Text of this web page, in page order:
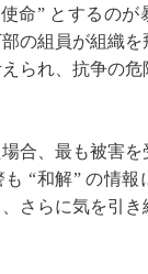
使命” とするのが
の組員が組織を
られ、抗争の
合、最も被害
も “和解” の情報
さらに気を引